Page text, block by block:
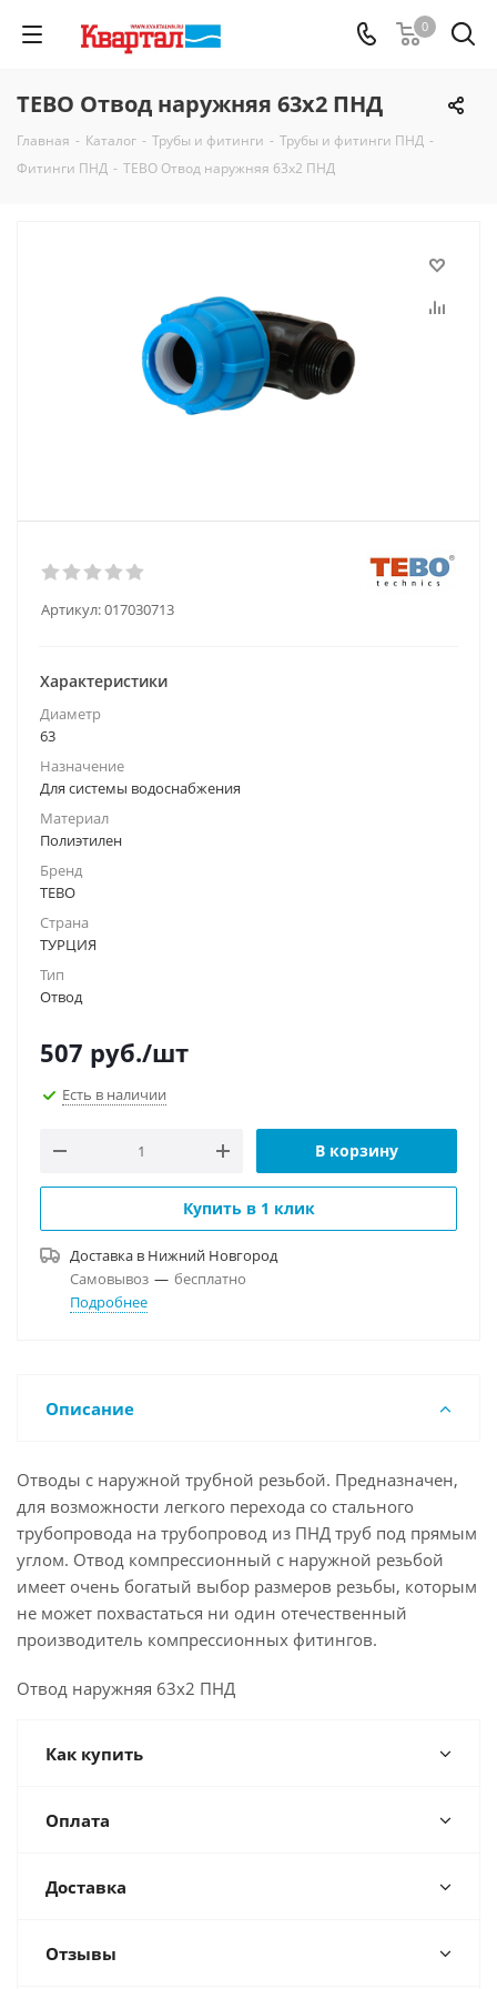
0
TEBO Отвод наружняя 63х2 ПНД
Главная - Каталог - Трубы и фитинги - Трубы и фитинги ПНД -
Фитинги ПНД - TEBO Отвод наружняя 63х2 ПНД
Артикул:017030713
Характеристики
Диаметр
63
Назначение
Для системы водоснабжения
Материал
Полиэтилен
Бренд
TEBO
Страна
ТУРЦИЯ
Тип
Отвод
507 руб./шт
Есть в наличии
В корзину
Купить в 1 клик
Доставка в Нижний Новгород
Самовывоз — бесплатно
Подробнее
Описание
Отводы с наружной трубной резьбой. Предназначен,
для возможности легкого перехода со стального
трубопровода на трубопровод из ПНД труб под прямым
углом. Отвод компрессионный с наружной резьбой
имеет очень богатый выбор размеров резьбы, которым
не может похвастаться ни один отечественный
производитель компрессионных фитингов.
Отвод наружняя 63х2 ПНД
Как купить
Оплата
Доставка
Отзывы